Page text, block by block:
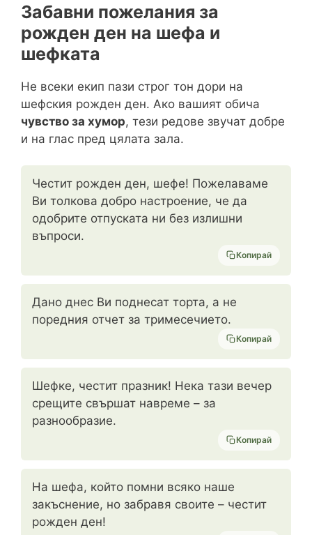
Забавни пожелания за
рожден ден на шефа и
шефката
Не всеки екип пази строг тон дори на
шефския рожден ден. Ако вашият обича
чувство за хумор, тези редове звучат добре
и на глас пред цялата зала.
Честит рожден ден, шефе! Пожелаваме
Ви толкова добро настроение, че да
одобрите отпуската ни без излишни
въпроси.
Копирай
Дано днес Ви поднесат торта, а не
поредния отчет за тримесечието.
Копирай
Шефке, честит празник! Нека тази вечер
срещите свършат навреме – за
разнообразие.
Копирай
На шефа, който помни всяко наше
закъснение, но забравя своите – честит
рожден ден!